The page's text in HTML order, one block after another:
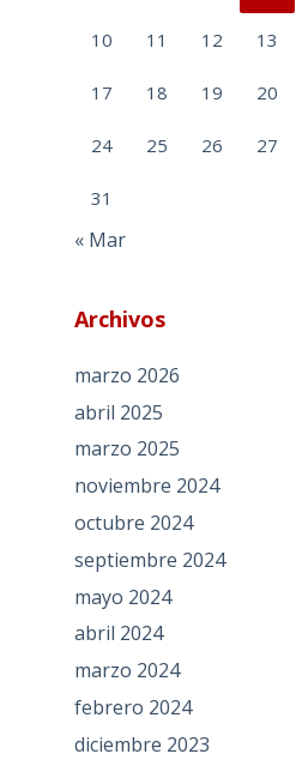
10 11 12 13
17 18 19 20
24 25 26 27
31
« Mar
Archivos
marzo 2026
abril 2025
marzo 2025
noviembre 2024
octubre 2024
septiembre 2024
mayo 2024
abril 2024
marzo 2024
febrero 2024
diciembre 2023